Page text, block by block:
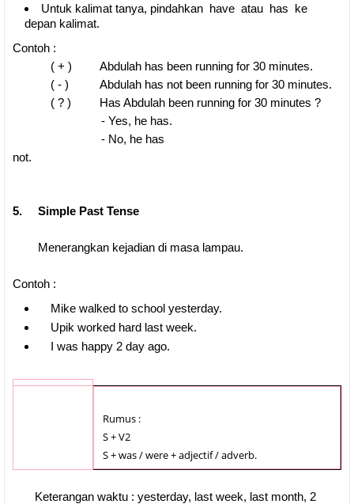
Untuk kalimat tanya, pindahkan have atau has ke
depan kalimat.
Contoh :
( + ) Abdulah has been running for 30 minutes.
( - ) Abdulah has not been running for 30 minutes.
( ? ) Has Abdulah been running for 30 minutes ?
- Yes, he has.
- No, he has
not.
5. Simple Past Tense
Menerangkan kejadian di masa lampau.
Contoh :
Mike walked to school yesterday.
Upik worked hard last week.
I was happy 2 day ago.
Rumus :
S + V2
S + was / were + adjectif / adverb.
Keterangan waktu : yesterday, last week, last month, 2